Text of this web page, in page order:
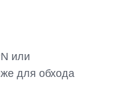
или
для обхода